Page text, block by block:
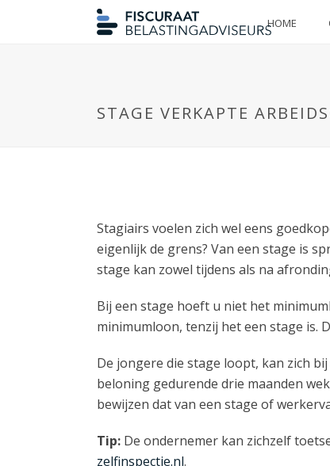
HOME
STAGE VERKAPTE
Stagiairs voelen zich wel eens
eigenlijk de grens? Van een stage is
stage kan zowel tijdens als na
Bij een stage hoeft u niet het
minimumloon, tenzij het een stage is.
De jongere die stage loopt, kan zich
beloning gedurende drie maanden
bewijzen dat van een stage of
Tip: De ondernemer kan zichzelf
zelfinspectie.nl.